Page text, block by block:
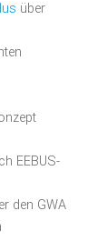
über
EEBUS-
den GWA